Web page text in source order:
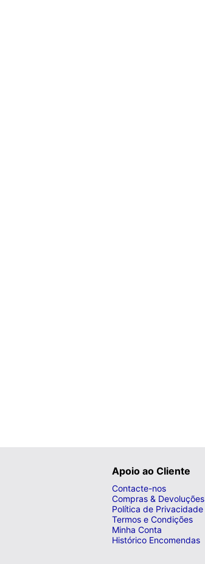
Apoio ao Cliente
Contacte-nos
Compras & Devoluções
Política de Privacidade
Termos e Condições
Minha Conta
Histórico Encomendas